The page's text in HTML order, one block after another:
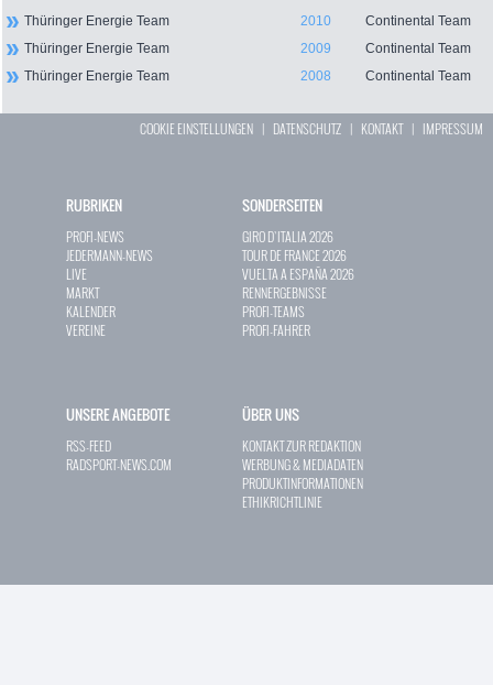
Thüringer Energie Team 2010
Continental Team
Thüringer Energie Team
2009
Continental Team
Thüringer Energie Team
2008 Continental Team
COOKIE EINSTELLUNGEN | DATENSCHUTZ | KONTAKT| IMPRESSUM
RUBRIKEN
PROFI-NEWS
JEDERMANN-NEWS
LIVE
MARKT
KALENDER
VEREINE
SONDERSEITEN
GIRO D`ITALIA 2026
TOUR DE FRANCE 2026
VUELTA A ESPAÑA 2026
RENNERGEBNISSE
PROFI-TEAMS
PROFI-FAHRER
UNSERE ANGEBOTE
RSS-FEED
RADSPORT-NEWS.COM
ÜBER UNS
KONTAKT ZUR REDAKTION
WERBUNG & MEDIADATEN
PRODUKTINFORMATIONEN
ETHIKRICHTLINIE